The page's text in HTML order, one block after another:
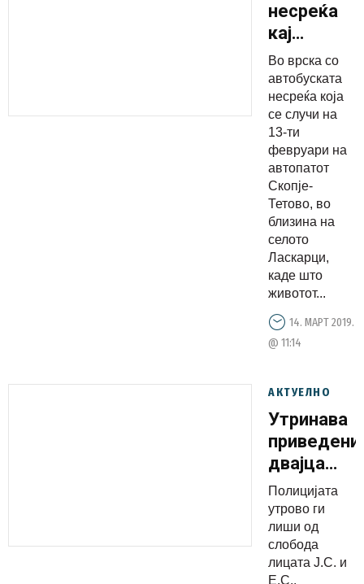
несреќа
кај
Ласкарци,
полицијата
приведе 6
лица
Во врска со
автобуската
несреќа која
се случи на
13-ти
февруари на
автопатот
Скопје-
Тетово, во
близина на
селото
Ласкарци,
каде што
животот...
14. МАРТ 2019.
@ 11:14
АКТУЕЛНО
Утринава
приведени
двајца
шалтерски
работници
од Град
Скопје
Полицијата
утрово ги
лиши од
слобода
лицата Ј.С. и
Е.С.,